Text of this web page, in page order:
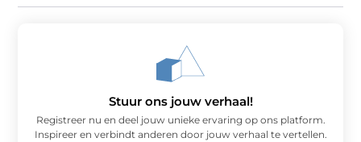
Stuur ons jouw verhaal!
Registreer nu en deel jouw unieke ervaring op ons platform.
Inspireer en verbindt anderen door jouw verhaal te vertellen.